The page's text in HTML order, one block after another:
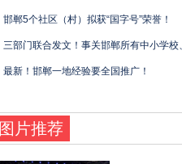
邯郸5个社区（村）拟获“国字号”荣誉！
三部门联合发文！事关邯郸所有中小学校
最新！邯郸一地经验要全国推广！
图片推荐